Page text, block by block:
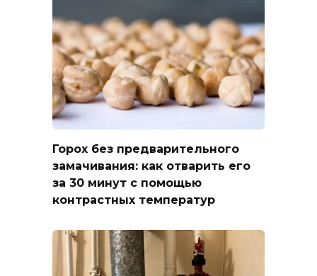
Горох без предварительного
замачивания: как отварить его
за 30 минут с помощью
контрастных температур